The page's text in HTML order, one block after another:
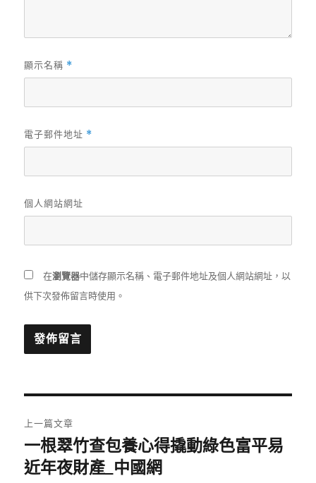
顯示名稱 *
電子郵件地址 *
個人網站網址
在瀏覽器中儲存顯示名稱、電子郵件地址及個人網站網址，以
供下次發佈留言時使用。
章
導
上一篇文章
上
一
一根翠竹查包養心得撬動綠色富平易
近年夜財產_中國網